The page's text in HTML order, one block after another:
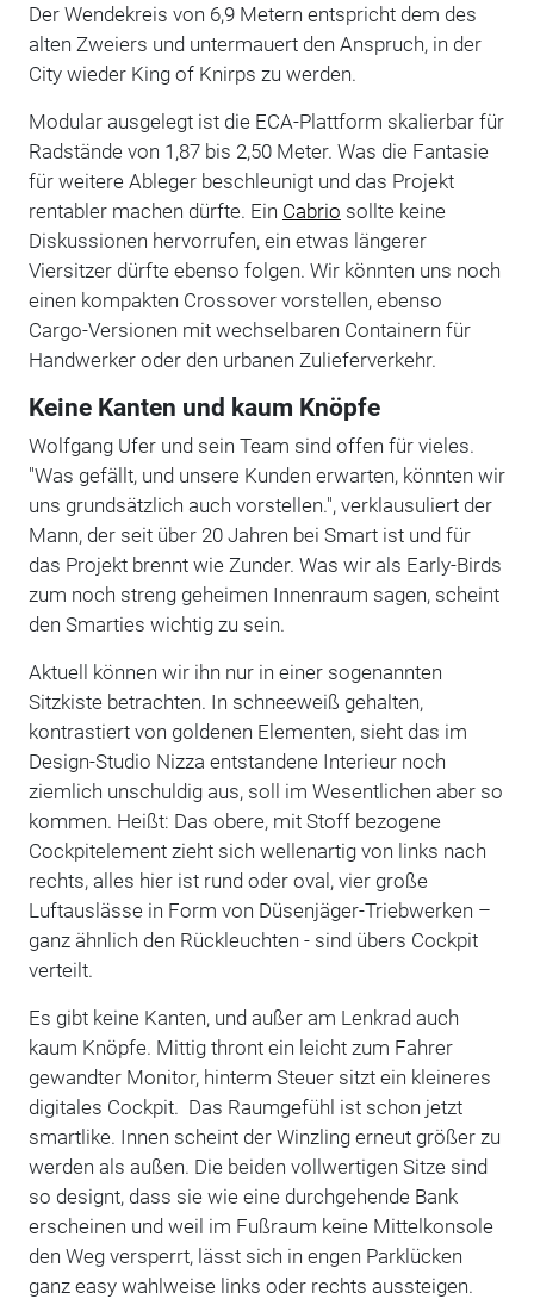
Der Wendekreis von 6,9 Metern entspricht dem des
alten Zweiers und untermauert den Anspruch, in der
City wieder King of Knirps zu werden.
Modular ausgelegt ist die ECA-Plattform skalierbar für
Radstände von 1,87 bis 2,50 Meter. Was die Fantasie
für weitere Ableger beschleunigt und das Projekt
rentabler machen dürfte. Ein Cabrio sollte keine
Diskussionen hervorrufen, ein etwas längerer
Viersitzer dürfte ebenso folgen. Wir könnten uns noch
einen kompakten Crossover vorstellen, ebenso
Cargo-Versionen mit wechselbaren Containern für
Handwerker oder den urbanen Zulieferverkehr.
Keine Kanten und kaum Knöpfe
Wolfgang Ufer und sein Team sind offen für vieles.
"Was gefällt, und unsere Kunden erwarten, könnten wir
uns grundsätzlich auch vorstellen.", verklausuliert der
Mann, der seit über 20 Jahren bei Smart ist und für
das Projekt brennt wie Zunder. Was wir als Early-Birds
zum noch streng geheimen Innenraum sagen, scheint
den Smarties wichtig zu sein.
Aktuell können wir ihn nur in einer sogenannten
Sitzkiste betrachten. In schneeweiß gehalten,
kontrastiert von goldenen Elementen, sieht das im
Design-Studio Nizza entstandene Interieur noch
ziemlich unschuldig aus, soll im Wesentlichen aber so
kommen. Heißt: Das obere, mit Stoff bezogene
Cockpitelement zieht sich wellenartig von links nach
rechts, alles hier ist rund oder oval, vier große
Luftauslässe in Form von Düsenjäger-Triebwerken –
ganz ähnlich den Rückleuchten - sind übers Cockpit
verteilt.
Es gibt keine Kanten, und außer am Lenkrad auch
kaum Knöpfe. Mittig thront ein leicht zum Fahrer
gewandter Monitor, hinterm Steuer sitzt ein kleineres
digitales Cockpit. Das Raumgefühl ist schon jetzt
smartlike. Innen scheint der Winzling erneut größer zu
werden als außen. Die beiden vollwertigen Sitze sind
so designt, dass sie wie eine durchgehende Bank
erscheinen und weil im Fußraum keine Mittelkonsole
den Weg versperrt, lässt sich in engen Parklücken
ganz easy wahlweise links oder rechts aussteigen.